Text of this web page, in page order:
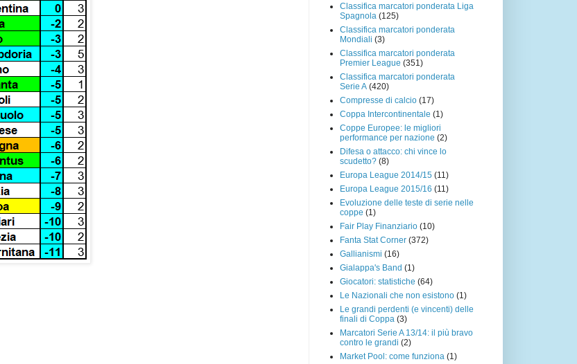
Classifica marcatori ponderata Liga
Spagnola (125)
Classifica marcatori ponderata
Mondiali (3)
Classifica marcatori ponderata
Premier League (351)
Classifica marcatori ponderata
Serie A (420)
Compresse di calcio (17)
Coppa Intercontinentale (1)
Coppe Europee: le migliori
performance per nazione (2)
Difesa o attacco: chi vince lo
scudetto? (8)
Europa League 2014/15 (11)
Europa League 2015/16 (11)
Evoluzione delle teste di serie nelle
coppe (1)
Fair Play Finanziario (10)
Fanta Stat Corner (372)
Gallianismi (16)
Gialappa's Band (1)
Giocatori: statistiche (64)
Le Nazionali che non esistono (1)
Le grandi perdenti (e vincenti) delle
finali di Coppa (3)
Marcatori Serie A 13/14: il più bravo
contro le grandi (2)
Market Pool: come funziona (1)